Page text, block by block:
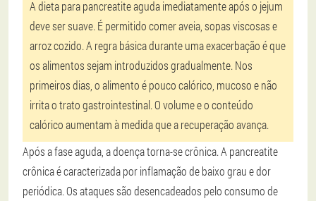
A dieta para pancreatite aguda imediatamente após o jejum
deve ser suave. É permitido comer aveia, sopas viscosas e
arroz cozido. A regra básica durante uma exacerbação é que
os alimentos sejam introduzidos gradualmente. Nos
primeiros dias, o alimento é pouco calórico, mucoso e não
irrita o trato gastrointestinal. O volume e o conteúdo
calórico aumentam à medida que a recuperação avança.
Após a fase aguda, a doença torna-se crônica. A pancreatite
crônica é caracterizada por inflamação de baixo grau e dor
periódica. Os ataques são desencadeados pelo consumo de